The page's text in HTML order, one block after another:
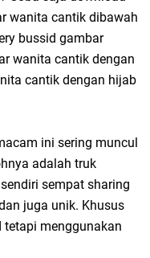
wanita cantik dibawah
bussid gambar
wanita cantik dengan
cantik dengan hijab
ini sering muncul
adalah truk
sempat sharing
juga unik. Khusus
menggunakan